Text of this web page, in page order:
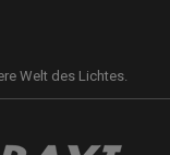
Welt des Lichtes.